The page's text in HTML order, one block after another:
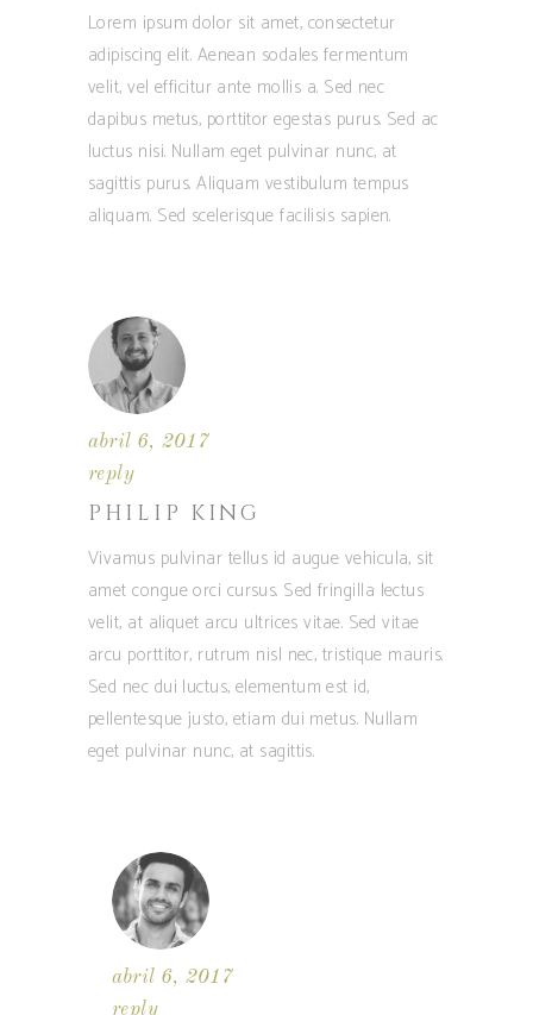
Lorem ipsum dolor sit amet, consectetur
adipiscing elit. Aenean sodales fermentum
velit, vel efficitur ante mollis a. Sed nec
dapibus metus, porttitor egestas purus. Sed ac
luctus nisi. Nullam eget pulvinar nunc, at
sagittis purus. Aliquam vestibulum tempus
aliquam. Sed scelerisque facilisis sapien.
abril 6, 2017
reply
PHILIP KING
Vivamus pulvinar tellus id augue vehicula, sit
amet congue orci cursus. Sed fringilla lectus
velit, at aliquet arcu ultrices vitae. Sed vitae
arcu porttitor, rutrum nisl nec, tristique mauris.
Sed nec dui luctus, elementum est id,
pellentesque justo, etiam dui metus. Nullam
eget pulvinar nunc, at sagittis.
abril 6, 2017
reply